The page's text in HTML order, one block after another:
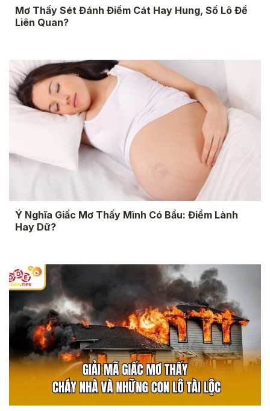
Mơ Thấy Sét Đánh Điềm Cát Hay Hung, Số Lô Đề
Liên Quan?
Ý Nghĩa Giấc Mơ Thấy Mình Có Bầu: Điềm Lành
Hay Dữ?